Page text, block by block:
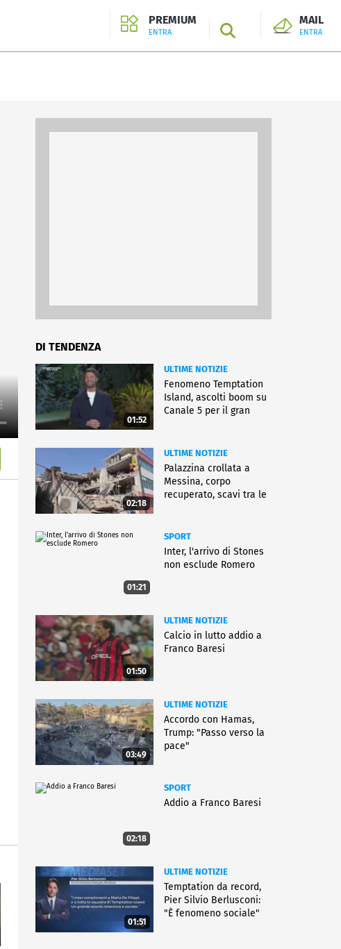
PREMIUM
ENTRA SEARCH
MAIL
ENTRA
DI TENDENZA
01:52
ULTIME NOTIZIE
Fenomeno Temptation
Island, ascolti boom su
Canale 5 per il gran
02:18
ULTIME NOTIZIE
Palazzina crollata a
Messina, corpo
recuperato, scavi tra le
01:21
SPORT
Inter, l'arrivo di Stones
non esclude Romero
01:50
ULTIME NOTIZIE
Calcio in lutto addio a
Franco Baresi
03:49
ULTIME NOTIZIE
Accordo con Hamas,
Trump: "Passo verso la
pace"
02:18
SPORT
Addio a Franco Baresi
01:51
ULTIME NOTIZIE
Temptation da record,
Pier Silvio Berlusconi:
"È fenomeno sociale"